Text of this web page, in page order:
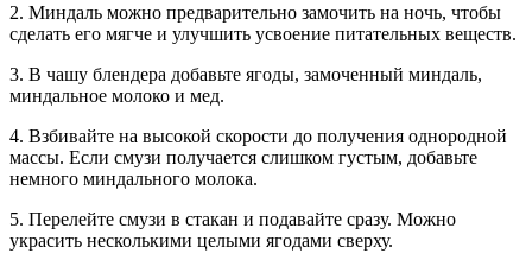
2. Миндаль можно предварительно замочить на ночь, чтобы
сделать его мягче и улучшить усвоение питательных веществ.
3. В чашу блендера добавьте ягоды, замоченный миндаль,
миндальное молоко и мед.
4. Взбивайте на высокой скорости до получения однородной
массы. Если смузи получается слишком густым, добавьте
немного миндального молока.
5. Перелейте смузи в стакан и подавайте сразу. Можно
украсить несколькими целыми ягодами сверху.